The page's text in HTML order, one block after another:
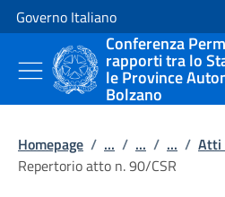
Vai al contenuto
Vai alla navigazione del sito
Governo Italiano
Conferenza
rapporti tra lo
le Province
Bolzano
Homepage / ... / ... / ... / Atti
Repertorio atto n. 90/CSR